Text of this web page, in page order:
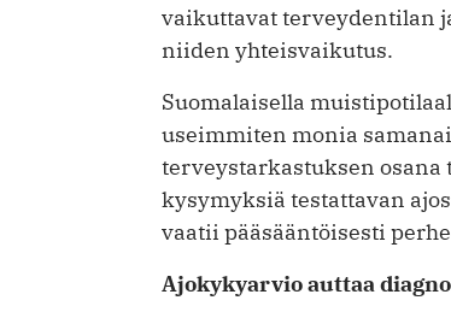
vaikuttavat terveydentilan
niiden yhteisvaikutus.
Suomalaisella
useimmiten monia
terveystarkastuksen osana
kysymyksiä testattavan
vaatii pääsääntöisesti
Ajokykyarvio auttaa